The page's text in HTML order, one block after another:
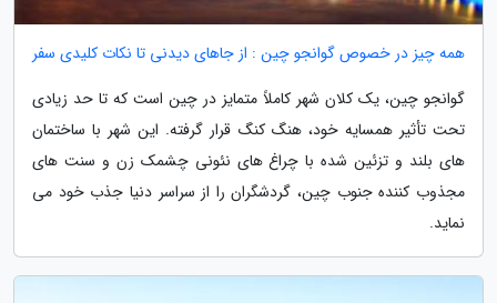
همه چیز در خصوص گوانجو چین : از جاهای دیدنی تا نکات کلیدی سفر
گوانجو چین، یک کلان شهر کاملاً متمایز در چین است که تا حد زیادی
تحت تأثیر همسایه خود، هنگ کنگ قرار گرفته. این شهر با ساختمان
های بلند و تزئین شده با چراغ های نئونی چشمک زن و سنت های
مجذوب کننده جنوب چین، گردشگران را از سراسر دنیا جذب خود می
نماید.